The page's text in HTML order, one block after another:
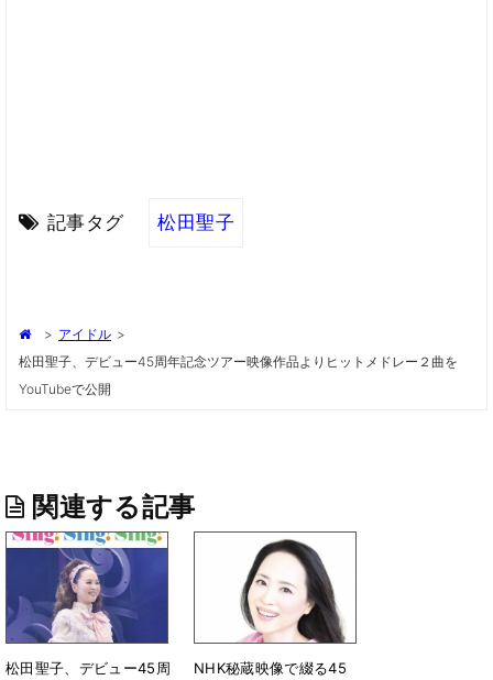
記事タグ 松田聖子
> アイドル >
松田聖子、デビュー45周年記念ツアー映像作品よりヒットメドレー２曲を
YouTubeで公開
関連する記事
松田聖子、デビュー45周 NHK秘蔵映像で綴る45